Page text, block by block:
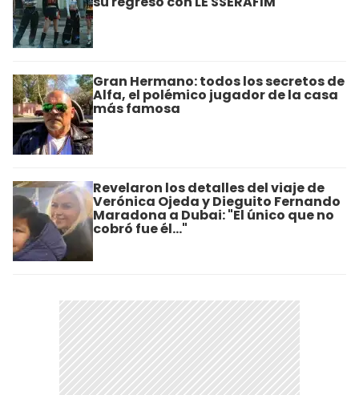
Gran Hermano: todos los secretos de
Alfa, el polémico jugador de la casa
más famosa
Revelaron los detalles del viaje de
Verónica Ojeda y Dieguito Fernando
Maradona a Dubai: "El único que no
cobró fue él..."